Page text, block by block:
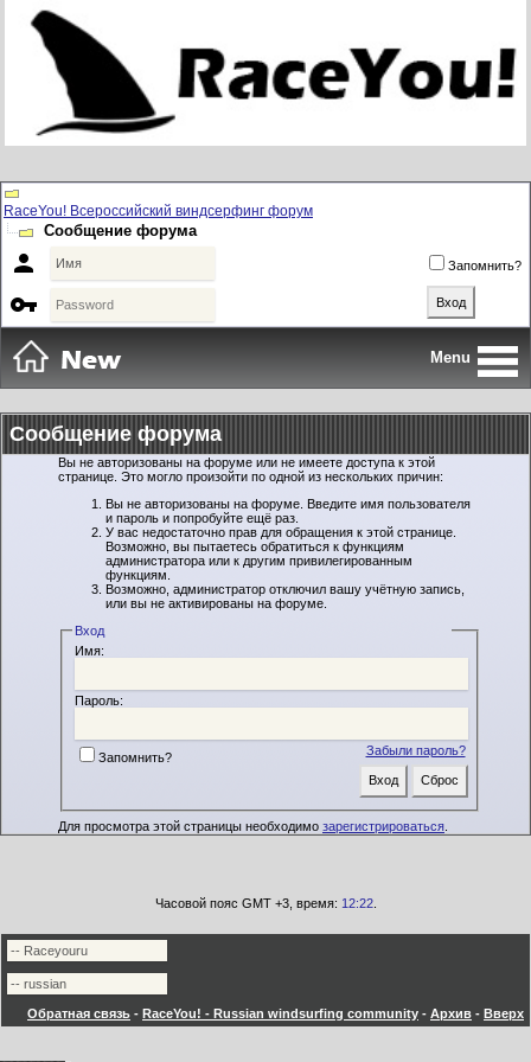
RaceYou! Всероссийский виндсерфинг форум
Сообщение форума
 Запомнить?

Menu
Сообщение форума
Вы не авторизованы на форуме или не имеете доступа к этой
странице. Это могло произойти по одной из нескольких причин:
Вы не авторизованы на форуме. Введите имя пользователя
и пароль и попробуйте ещё раз.
У вас недостаточно прав для обращения к этой странице.
Возможно, вы пытаетесь обратиться к функциям
администратора или к другим привилегированным
функциям.
Возможно, администратор отключил вашу учётную запись,
или вы не активированы на форуме.
Вход
Имя:
Пароль:
Забыли пароль?
Запомнить?
Для просмотра этой страницы необходимо зарегистрироваться
Часовой пояс GMT +3, время: 12:22.
Обратная связь - RaceYou! - Russian windsurfing community - Архив - Вверх